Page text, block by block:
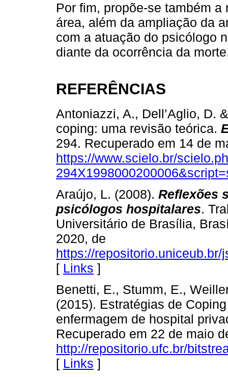
Por fim, propõe-se também
área, além da ampliação da
com a atuação do psicólogo
diante da ocorrência da
REFERÊNCIAS
Antoniazzi, A., Dell’Aglio, D.
coping: uma revisão teórica.
294. Recuperado em 14 de
https://www.scielo.br/
Araújo, L. (2008). Reflexões
psicólogos hospitalares.
Universitário de Brasília,
2020, de
https://
[ Links ]
Benetti, E., Stumm, E.,
(2015). Estratégias de
enfermagem de hospital
Recuperado em 22 de maio
http://repositorio.ufc.br/
[ Links ]